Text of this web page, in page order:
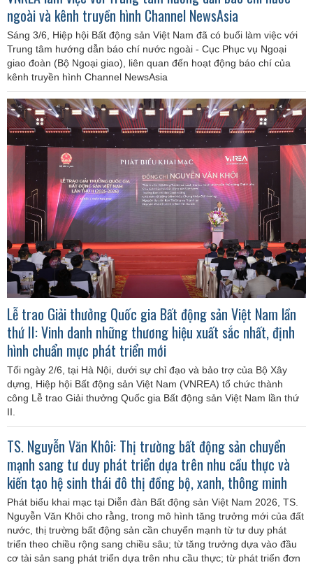
ngoài và kênh truyền hình Channel NewsAsia
Sáng 3/6, Hiệp hội Bất động sản Việt Nam đã có buổi làm việc với
Trung tâm hướng dẫn báo chí nước ngoài - Cục Phục vụ Ngoại
giao đoàn (Bộ Ngoại giao), liên quan đến hoạt động báo chí của
kênh truyền hình Channel NewsAsia
Lễ trao Giải thưởng Quốc gia Bất động sản Việt Nam lần
thứ II: Vinh danh những thương hiệu xuất sắc nhất, định
hình chuẩn mực phát triển mới
Tối ngày 2/6, tại Hà Nội, dưới sự chỉ đạo và bảo trợ của Bộ Xây
dựng, Hiệp hội Bất động sản Việt Nam (VNREA) tổ chức thành
công Lễ trao Giải thưởng Quốc gia Bất động sản Việt Nam lần thứ
II.
TS. Nguyễn Văn Khôi: Thị trường bất động sản chuyển
mạnh sang tư duy phát triển dựa trên nhu cầu thực và
kiến tạo hệ sinh thái đô thị đồng bộ, xanh, thông minh
Phát biểu khai mạc tại Diễn đàn Bất động sản Việt Nam 2026, TS.
Nguyễn Văn Khôi cho rằng, trong mô hình tăng trưởng mới của đất
nước, thị trường bất động sản cần chuyển mạnh từ tư duy phát
triển theo chiều rộng sang chiều sâu; từ tăng trưởng dựa vào đầu
cơ tài sản sang phát triển dựa trên nhu cầu thực; từ phát triển đơn